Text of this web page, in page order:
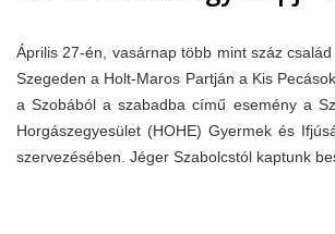
Április 27-én, vasárnap több mint száz
Szegeden a Holt-Maros Partján a Kis
a Szobából a szabadba című esemény a
Horgászegyesület (HOHE) Gyermek és
szervezésében. Jéger Szabolcstól kaptunk